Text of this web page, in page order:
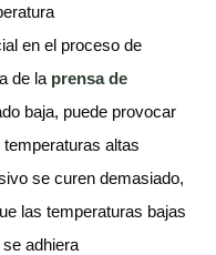
en el proceso de
de la prensa de
baja, puede provocar
altas
se curen demasiado,
las temperaturas bajas
adhiera